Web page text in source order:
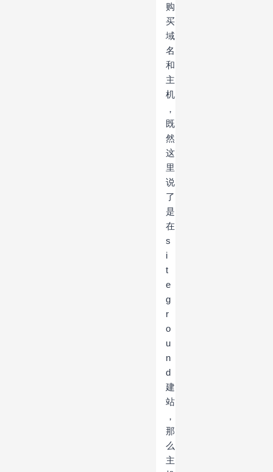
购
买
域
名
和
主
机
，
既
然
这
里
说
了
是
在
s
i
t
e
g
r
o
u
n
d
建
站
，
那
么
主